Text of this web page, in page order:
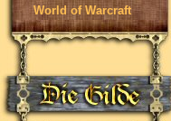
World of Warcraft